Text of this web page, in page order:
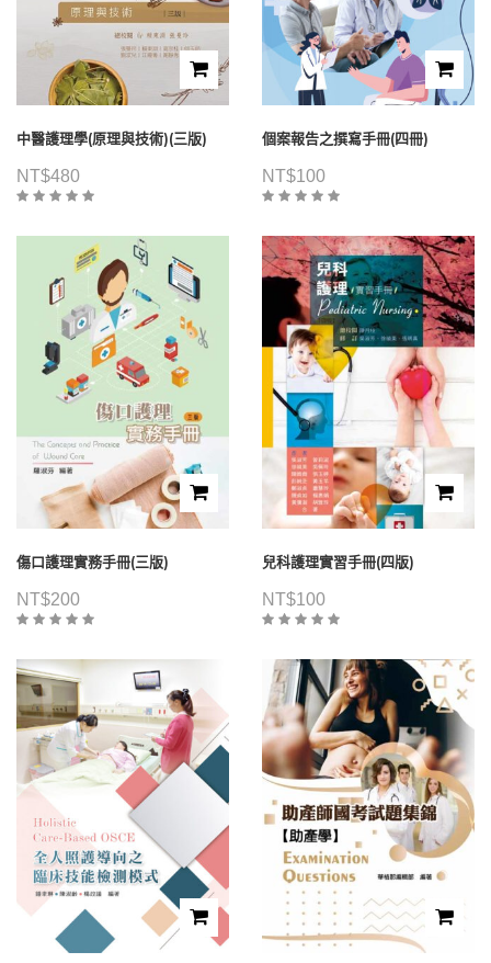
中醫護理學(原理與技術)(三版)
NT$480
個案報告之撰寫手冊(四冊)
NT$100
傷口護理實務手冊(三版)
NT$200
兒科護理實習手冊(四版)
NT$100